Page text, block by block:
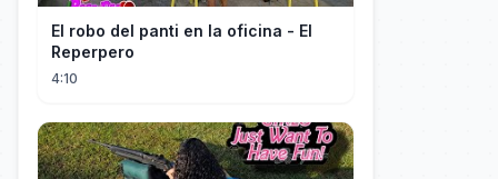
El robo del panti en la oficina - El
Reperpero
4:10